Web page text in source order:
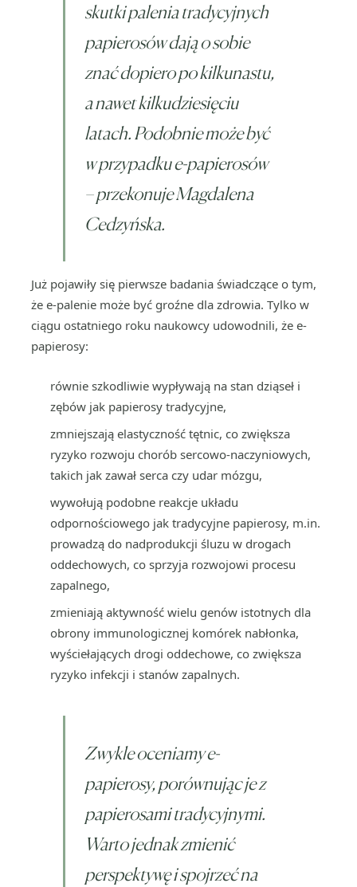
skutki palenia tradycyjnych
papierosów dają o sobie
znać dopiero po kilkunastu,
a nawet kilkudziesięciu
latach. Podobnie może być
w przypadku e-papierosów
– przekonuje Magdalena
Cedzyńska.
Już pojawiły się pierwsze badania świadczące o tym,
że e-palenie może być groźne dla zdrowia. Tylko w
ciągu ostatniego roku naukowcy udowodnili, że e-
papierosy:
równie szkodliwie wypływają na stan dziąseł i
zębów jak papierosy tradycyjne,
zmniejszają elastyczność tętnic, co zwiększa
ryzyko rozwoju chorób sercowo-naczyniowych,
takich jak zawał serca czy udar mózgu,
wywołują podobne reakcje układu
odpornościowego jak tradycyjne papierosy, m.in.
prowadzą do nadprodukcji śluzu w drogach
oddechowych, co sprzyja rozwojowi procesu
zapalnego,
zmieniają aktywność wielu genów istotnych dla
obrony immunologicznej komórek nabłonka,
wyściełających drogi oddechowe, co zwiększa
ryzyko infekcji i stanów zapalnych.
Zwykle oceniamy e-
papierosy, porównując je z
papierosami tradycyjnymi.
Warto jednak zmienić
perspektywę i spojrzeć na